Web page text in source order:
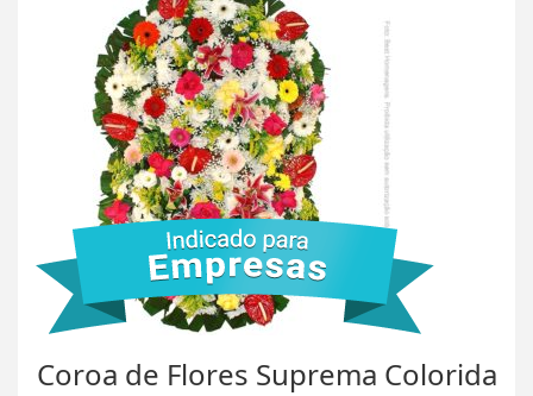
Coroa de Flores Suprema Colorida